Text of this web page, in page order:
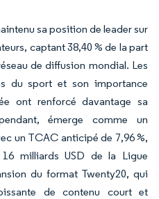
sa position de leader sur
captant 38,40 % de la part
de diffusion mondial. Les
du sport et son importance
ont renforcé davantage sa
émerge comme un
un TCAC anticipé de 7,96 %,
milliards USD de la Ligue
du format Twenty20, qui
de contenu court et